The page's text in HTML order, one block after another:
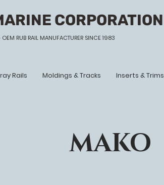
CORPORATION
OEM RUB RAIL MANUFACTURER SINCE 1983
Rails Moldings & Tracks Inserts & Trims
MAKO